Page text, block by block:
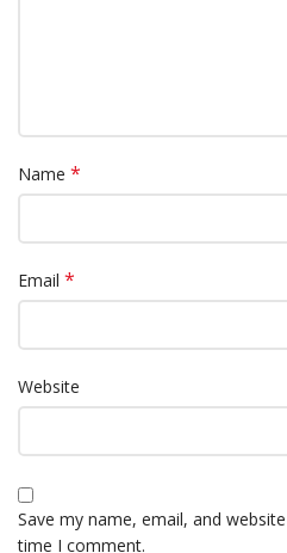
Name *
Email *
Website
Save my name, email, and
time I comment.